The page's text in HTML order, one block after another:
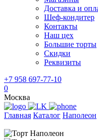
Доставка и
Шеф-кондитер
Контакты
Наш цех
Большие торты
Скидки
Реквизиты
+7 958 697-77-10
0
Москва
Главная Каталог Наполеон